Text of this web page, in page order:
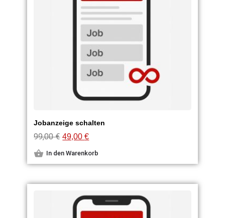
Jobanzeige schalten
99,00€ 49,00€
In den Warenkorb